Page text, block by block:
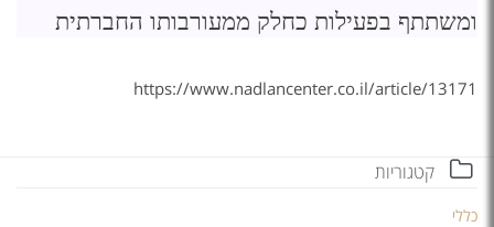
ומשתתף בפעילות כחלק ממעורבותו החברתית
https://www.nadlancenter.co.il/article/13171
קטגוריות
כללי